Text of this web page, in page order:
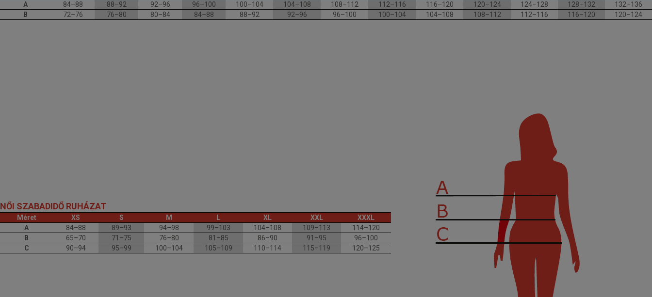
A
84–88 88–92 92–96 96–100 100–104 104–108 108–112 112–116 116–120 120–124 124–128 128–132
132–136
B
72–76 76–80 80–84 84–88 88–92 92–96 96–100 100–104 104–108 108–112 112–116 116–120 120–124
NŐI SZABADIDŐ RUHÁZAT
Méret XS S M L XL XXL
XXXL
A
84–88 89–93 94–98 99–103 104–108 109–113
114–120
B
65–70 71–75 76–80 81–85 86–90 91–95
96–100
C
90–94 95–99 100–104 105–109 110–114 115–119 120–125